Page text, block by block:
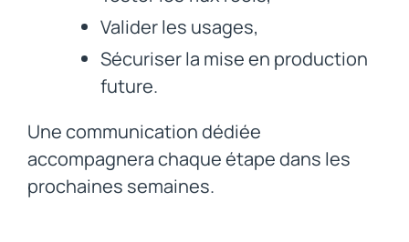
Valider les usages,
Sécuriser la mise en production
future.
Une communication dédiée
accompagnera chaque étape dans les
prochaines semaines.